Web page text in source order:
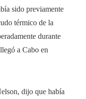
sido previamente
térmico de la
durante
a Cabo en
dijo que había